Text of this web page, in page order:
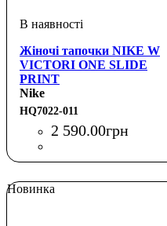
Жіночі тапочки NIKE W
VICTORI ONE SLIDE
PRINT
Nike
HQ7022-011
2 590.00грн
Новинка